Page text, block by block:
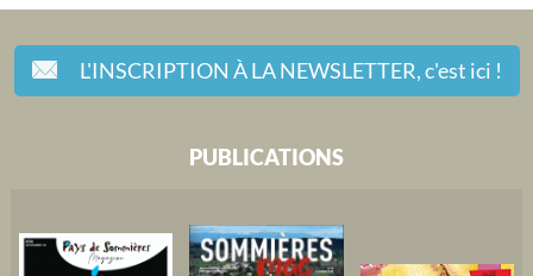
L'INSCRIPTION À LA NEWSLETTER,c'est ici !
PUBLICATIONS